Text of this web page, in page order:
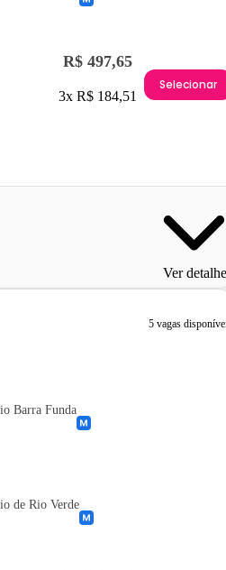
R$ 497,65
3x R$ 184,51
Selecionar
Ver
5 vagas
Barra Funda
de Rio Verde